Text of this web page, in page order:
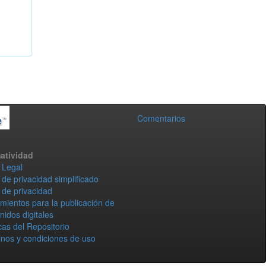
Comentarios
privacidad simplificado
privacidad
para la publicación de
digitales
del Repositorio
y condiciones de uso